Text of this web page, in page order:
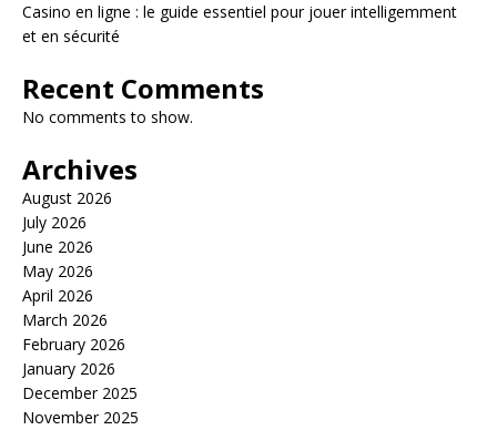
Casino en ligne : le guide essentiel pour jouer intelligemment
et en sécurité
Recent Comments
No comments to show.
Archives
August 2026
July 2026
June 2026
May 2026
April 2026
March 2026
February 2026
January 2026
December 2025
November 2025